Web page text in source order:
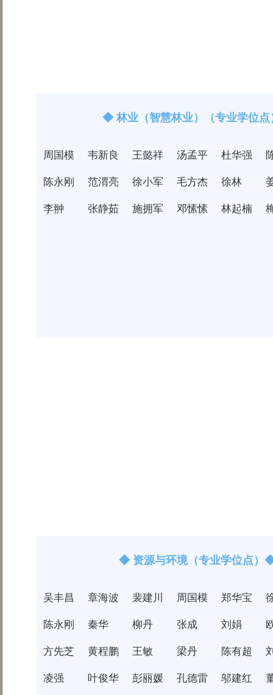
◆ 林业（智慧林业）（专业学位
周国模 韦新良 王懿祥 汤孟平 杜华强
陈永刚 范渭亮 徐小军 毛方杰 徐林
李翀 张静茹 施拥军 邓愫愫 林起楠
◆ 资源与环境（专业学位点）
吴丰昌 章海波 裴建川 周国模 郑华宝
陈永刚 秦华 柳丹 张成 刘娟
方先芝 黄程鹏 王敏 梁丹 陈有超
凌强 叶俊华 彭丽媛 孔德雷 邬建红